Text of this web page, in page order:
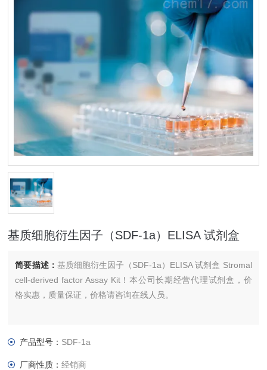
基质细胞衍生因子（SDF-1a）ELISA 试剂盒
简要描述： 基质细胞衍生因子（SDF-1a）ELISA 试剂盒 Stromal
cell-derived factor Assay Kit！本公司长期经营代理试剂盒，价
格实惠，质量保证，价格请咨询在线人员。
产品型号： SDF-1a
厂商性质：经销商